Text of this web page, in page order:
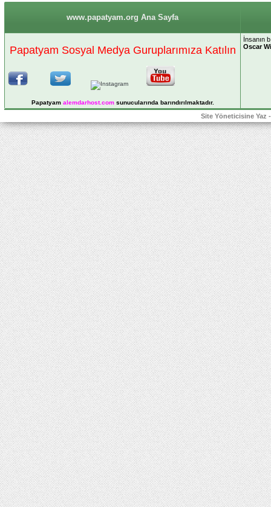
www.papatyam.org Ana Sayfa
Papatyam Sosyal Medya Guruplarımıza Katılın
Papatyam alemdarhost.comsunucularında barındırılmaktadır.
İnsanın
Oscar
Site Yöneticisine Yaz